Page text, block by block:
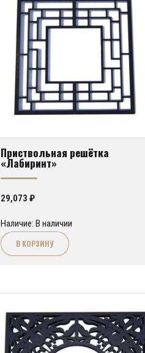
Приствольная решётка
«Лабиринт»
29,073 ₽
Наличие: В наличии
В КОРЗИНУ